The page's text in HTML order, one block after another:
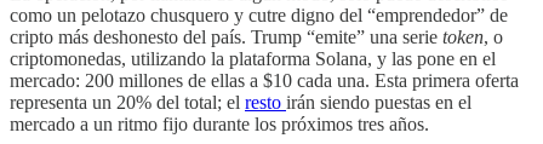
como un pelotazo chusquero y cutre digno del “emprendedor” de
cripto más deshonesto del país. Trump “emite” una serie token, o
criptomonedas, utilizando la plataforma Solana, y las pone en el
mercado: 200 millones de ellas a $10 cada una. Esta primera oferta
representa un 20% del total; el resto irán siendo puestas en el
mercado a un ritmo fijo durante los próximos tres años.